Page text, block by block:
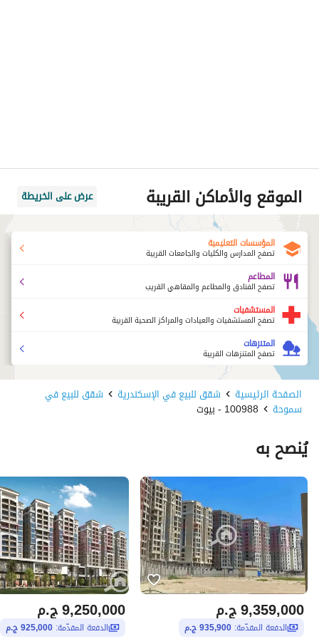
الموقع والأماكن القريبة عرض على الخريطة
المؤسسات التعليمية
تصفح المدارس والكليات والجامعات القريبة
المطاعم
تصفح الفنادق والمطاعم والمقاهي القريب
المستشفيات
تصفح المستشفيات والعيادات والمراكز الصحية القريبة
المتنزهات
تصفح المتنزهات القريبة
الصفحة الرئيسية شقق للبيع في الإسكندرية شقق للبيع في
سموحة 100988 - بيوت
يُنصح به
ج.م9,359,000
الدفعة المقدّمة: 935,900 ج.م
ج.م9,250,000
الدفعة المقدّمة: 925,000 ج.م